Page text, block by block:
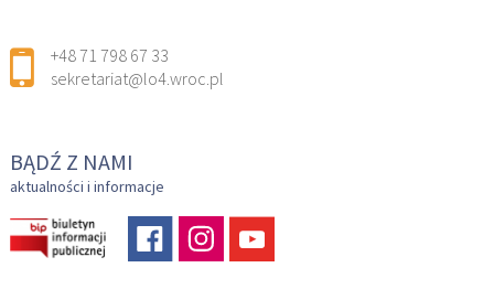
+48 71 798 67 33
sekretariat@lo4.wroc.pl
BĄDŹ Z NAMI
aktualności i informacje